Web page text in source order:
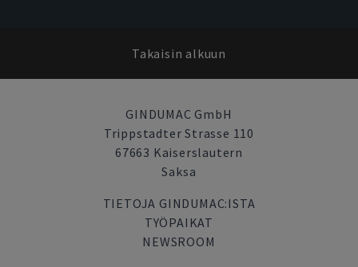
Takaisin alkuun
GINDUMAC GmbH
Trippstadter Strasse 110
67663 Kaiserslautern
Saksa
TIETOJA GINDUMAC:ISTA
TYÖPAIKAT
NEWSROOM